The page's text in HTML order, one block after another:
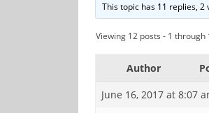
This topic has 11 replies,
Viewing 12 posts - 1 through
Author
June 16, 2017 at 8:07